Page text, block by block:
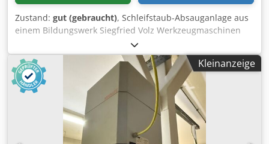
Zustand: gut (gebraucht), Schleifstaub-Absauganlage aus
einem Bildungswerk Siegfried Volz Werkzeugmaschinen
Rüschebrinkstr. 151-153 Dksdpfx Ajzbir Dopwer DE - 44143
Dortmund - Wambel / Germany
Kleinanzeige